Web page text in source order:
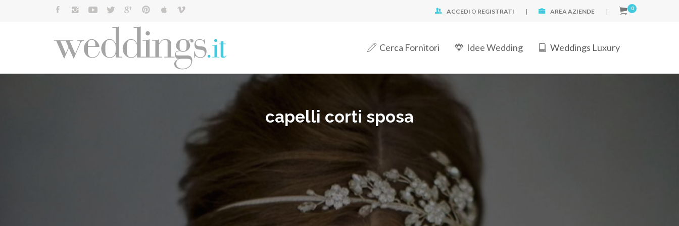
ACCEDI O REGISTRATI | AREA AZIENDE | 0
Cerca Fornitori Idee Wedding Weddings Luxury
Cerca:
capelli corti sposa